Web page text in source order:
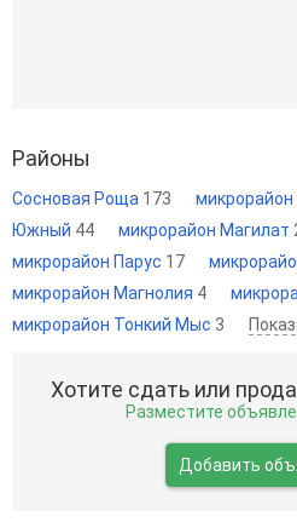
Районы
Сосновая Роща 173
Южный 44 микрорайон Магилат
микрорайон Парус 17
микрорайон Магнолия 4
микрорайон Тонкий Мыс 3
Хотите сдать или
Разместите
Добавить